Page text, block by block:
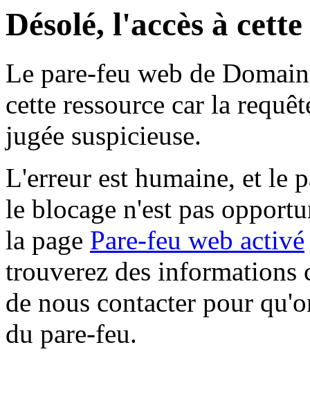
Désolé, l'accès à
Le pare-feu web de
cette ressource car la
jugée suspicieuse.
L'erreur est humaine, et le
le blocage n'est pas
la page Pare-feu web activé
trouverez des informations
de nous contacter pour
du pare-feu.